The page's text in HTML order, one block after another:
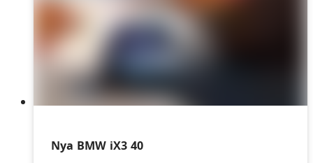
Nya BMW iX3 40